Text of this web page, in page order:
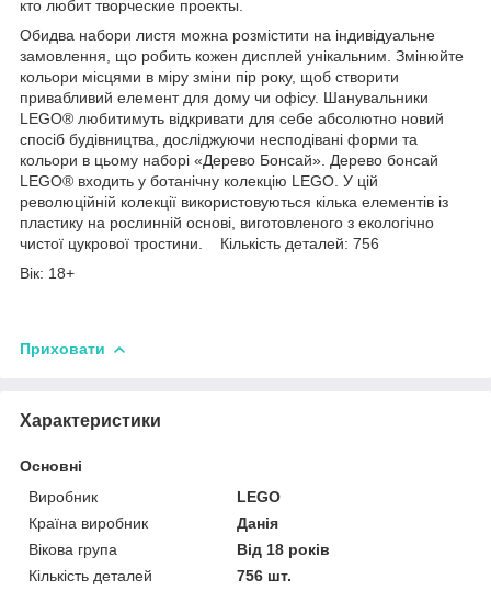
кто любит творческие проекты.
Обидва набори листя можна розмістити на індивідуальне
замовлення, що робить кожен дисплей унікальним. Змінюйте
кольори місцями в міру зміни пір року, щоб створити
привабливий елемент для дому чи офісу. Шанувальники
LEGO® любитимуть відкривати для себе абсолютно новий
спосіб будівництва, досліджуючи несподівані форми та
кольори в цьому наборі «Дерево Бонсай». Дерево бонсай
LEGO® входить у ботанічну колекцію LEGO. У цій
революційній колекції використовуються кілька елементів із
пластику на рослинній основі, виготовленого з екологічно
чистої цукрової тростини. Кількість деталей: 756
Вік: 18+
Приховати
Характеристики
Основні
Виробник
LEGO
Країна виробник
Данія
Вікова група
Від 18 років
Кількість деталей
756 шт.